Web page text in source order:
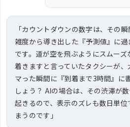
「カウントダウンの数字は、その
雑度から導き出した『予測値』に過
です。道が空を飛ぶようにスムーズ
着きますと言っていたタクシーが、
マった瞬間に『到着まで3時間』に
しょう？ AIの場合は、その渋滞が
起きるので、表示のズレも数日単位
まうのです」